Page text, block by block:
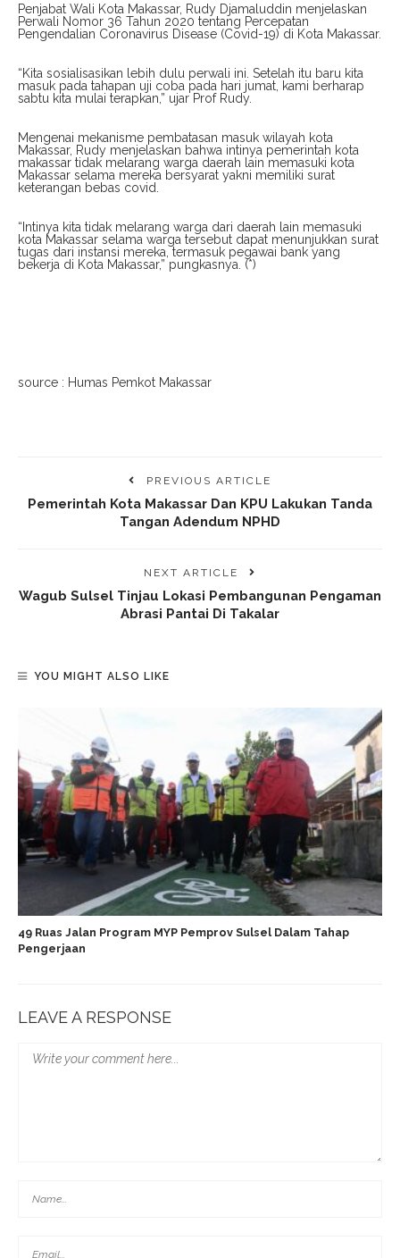
Penjabat Wali Kota Makassar, Rudy Djamaluddin menjelaskan
Perwali Nomor 36 Tahun 2020 tentang Percepatan
Pengendalian Coronavirus Disease (Covid-19) di Kota Makassar.
“Kita sosialisasikan lebih dulu perwali ini. Setelah itu baru kita
masuk pada tahapan uji coba pada hari jumat, kami berharap
sabtu kita mulai terapkan,” ujar Prof Rudy.
Mengenai mekanisme pembatasan masuk wilayah kota
Makassar, Rudy menjelaskan bahwa intinya pemerintah kota
makassar tidak melarang warga daerah lain memasuki kota
Makassar selama mereka bersyarat yakni memiliki surat
keterangan bebas covid.
“Intinya kita tidak melarang warga dari daerah lain memasuki
kota Makassar selama warga tersebut dapat menunjukkan surat
tugas dari instansi mereka, termasuk pegawai bank yang
bekerja di Kota Makassar,” pungkasnya. (*)
source : Humas Pemkot Makassar
PREVIOUS ARTICLE
Pemerintah Kota Makassar Dan KPU Lakukan Tanda
Tangan Adendum NPHD
NEXT ARTICLE
Wagub Sulsel Tinjau Lokasi Pembangunan Pengaman
Abrasi Pantai Di Takalar
YOU MIGHT ALSO LIKE
49 Ruas Jalan Program MYP Pemprov Sulsel Dalam Tahap
Pengerjaan
LEAVE A RESPONSE